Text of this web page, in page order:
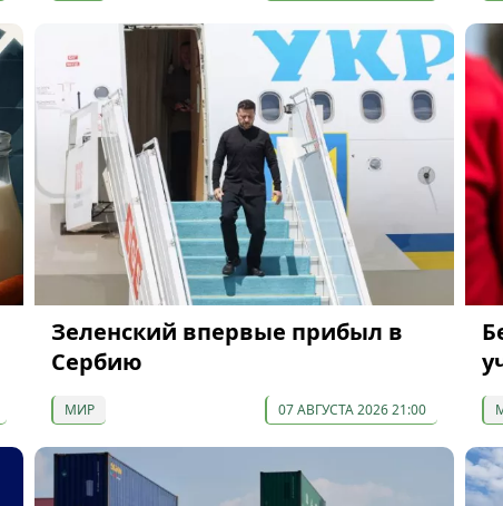
Зеленский впервые прибыл в
Сербию
МИР 07 АВГУСТА 2026 21:00